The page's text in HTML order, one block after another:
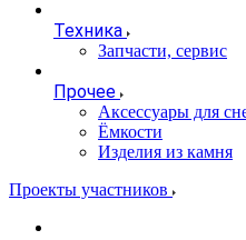
Техника
Запчасти, сервис
Прочее
Аксессуары для
Ёмкости
Изделия из камня
Проекты участников